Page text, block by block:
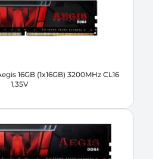
16GB (1x16GB) 3200MHz CL16
1,35V